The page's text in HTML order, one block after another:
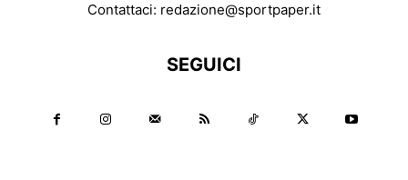
Contattaci: redazione@sportpaper.it
SEGUICI